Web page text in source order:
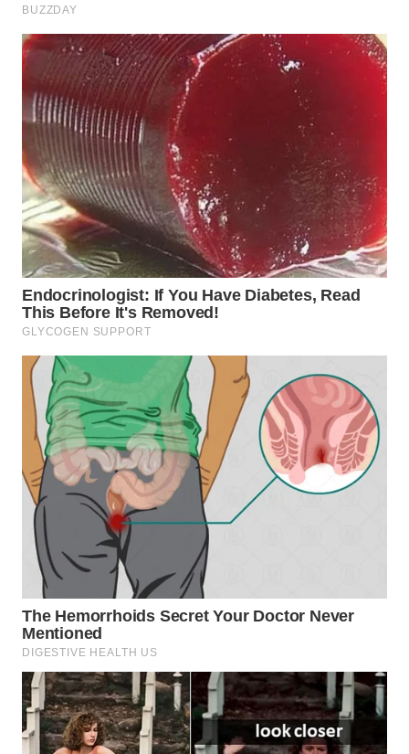
KARAWANG
WN
BEKASI
WN
BOGOR
WN
DEPOK
WN
TAPANULI
UTARA
WN
SAMOSIR
WN
PADANG
LAWAS
SUMEDANG
CIANJUR
WN
KEPULAUAN
SERIBU